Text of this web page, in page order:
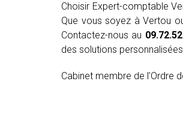
Choisir Expert-comptable
Que vous soyez à Vertou
Contactez-nous au
des solutions
Cabinet membre de l’Ordre